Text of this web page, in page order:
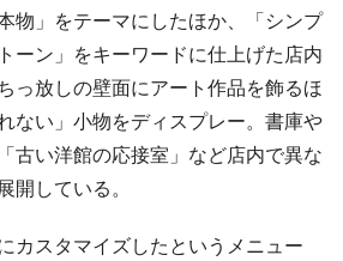
物」をテーマにしたほか、「シンプ
ーン」をキーワードに仕上げた店内
っ放しの壁面にアート作品を飾るほ
ない」小物をディスプレー。書庫や
古い洋館の応接室」など店内で異な
開している。
カスタマイズしたというメニュー